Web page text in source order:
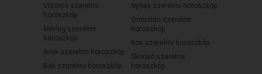
Vízöntő szerelmi
horoszkóp
Mérleg szerelmi
horoszkóp
Ikrek szerelmi horoszkóp
Bak szerelmi horoszkóp
Nyilas szerelmi horoszkóp
Oroszlán szerelmi
horoszkóp
Kos szerelmi horoszkóp
Skorpió szerelmi
horoszkóp